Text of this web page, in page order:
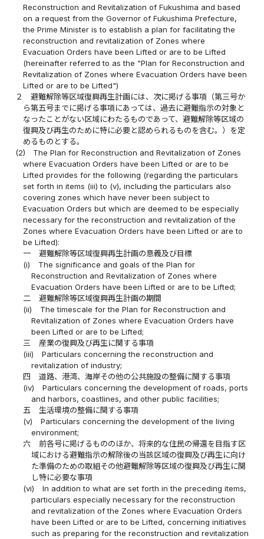
Reconstruction and Revitalization of Fukushima and based
on a request from the Governor of Fukushima Prefecture,
the Prime Minister is to establish a plan for facilitating the
reconstruction and revitalization of Zones where
Evacuation Orders have been Lifted or are to be Lifted
(hereinafter referred to as the "Plan for Reconstruction and
Revitalization of Zones where Evacuation Orders have been
Lifted or are to be Lifted")
２
避難解除等区域復興再生計画には、次に掲げる事項（第三号か
ら第五号までに掲げる事項にあっては、過去に避難指示の対象と
なったことがない区域にわたるものであって、避難解除等区域の
復興及び再生のために特に必要と認められるものを含む。）を定
めるものとする。
(2)
The Plan for Reconstruction and Revitalization of Zones
where Evacuation Orders have been Lifted or are to be
Lifted provides for the following (regarding the particulars
set forth in items (iii) to (v), including the particulars also
covering zones which have never been subject to
Evacuation Orders but which are deemed to be especially
necessary for the reconstruction and revitalization of the
Zones where Evacuation Orders have been Lifted or are to
be Lifted):
一
避難解除等区域復興再生計画の意義及び目標
(i)
The significance and goals of the Plan for
Reconstruction and Revitalization of Zones where
Evacuation Orders have been Lifted or are to be Lifted;
二
避難解除等区域復興再生計画の期間
(ii)
The timescale for the Plan for Reconstruction and
Revitalization of Zones where Evacuation Orders have
been Lifted or are to be Lifted;
三
産業の復興及び再生に関する事項
(iii)
Particulars concerning the reconstruction and
revitalization of industry;
四
道路、港湾、海岸その他の公共施設の整備に関する事項
(iv)
Particulars concerning the development of roads, ports
and harbors, coastlines, and other public facilities;
五
生活環境の整備に関する事項
(v)
Particulars concerning the development of the living
environment;
六
前各号に掲げるもののほか、将来的な住民の帰還を目指す区
域における避難指示の解除後の当該区域の復興及び再生に向け
た準備のための取組その他避難解除等区域の復興及び再生に関
し特に必要な事項
(vi)
In addition to what are set forth in the preceding items,
particulars especially necessary for the reconstruction
and revitalization of the Zones where Evacuation Orders
have been Lifted or are to be Lifted, concerning initiatives
such as preparing for the reconstruction and revitalization